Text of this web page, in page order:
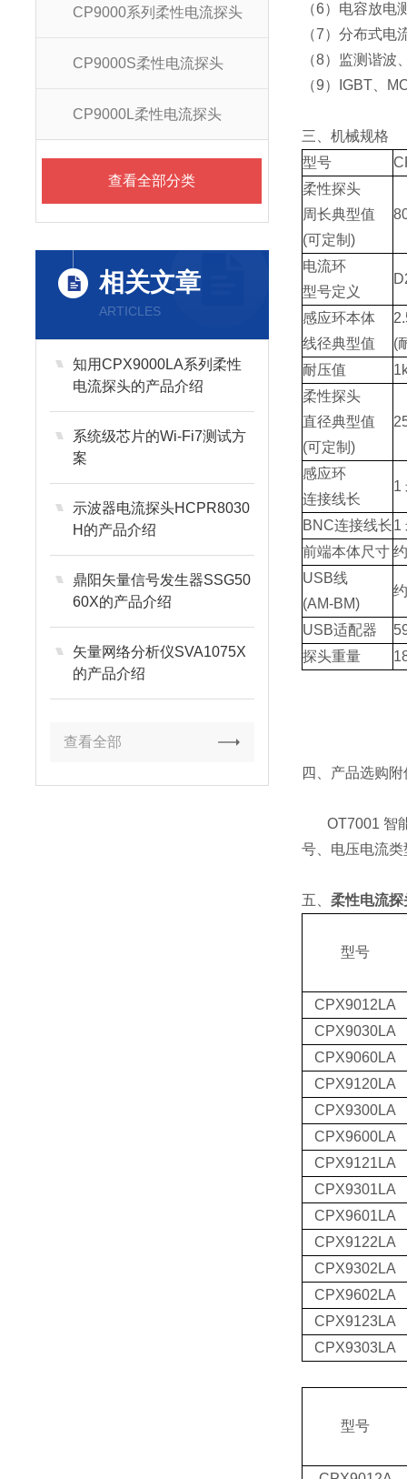
CP9000系列柔性电流探头
CP9000S柔性电流探头
CP9000L柔性电流探头
查看全部分类
相关文章
ARTICLES
知用CPX9000LA系列柔性
电流探头的产品介绍
系统级芯片的Wi-Fi7测试方
案
示波器电流探头HCPR8030
H的产品介绍
鼎阳矢量信号发生器SSG50
60X的产品介绍
矢量网络分析仪SVA1075X
的产品介绍
查看全部
（6）电容放电
（7）分布式电
（8）监测谐波
（9）IGBT、
三、机械规格
型号
柔性探头
周长典型值
(可定制)
电流环
型号定义
感应环本体
线径典型值
(
耐压值
柔性探头
直径典型值
(可定制)
感应环
连接线长
1
BNC连接线长1
前端本体尺寸
USB线
(AM-BM)
USB适配器
探头重量
四、产品选购
OT7001 智
号、电压电流
五、柔性电流
型号
CPX9012LA
CPX9030LA
CPX9060LA
CPX9120LA
CPX9300LA
CPX9600LA
CPX9121LA
CPX9301LA
CPX9601LA
CPX9122LA
CPX9302LA
CPX9602LA
CPX9123LA
CPX9303LA
型号